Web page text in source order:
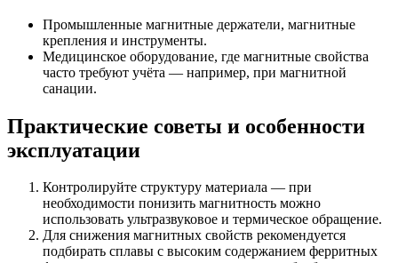
Промышленные магнитные держатели, магнитные
крепления и инструменты.
Медицинское оборудование, где магнитные свойства
часто требуют учёта — например, при магнитной
санации.
Практические советы и особенности
эксплуатации
Контролируйте структуру материала — при
необходимости понизить магнитность можно
использовать ультразвуковое и термическое обращение.
Для снижения магнитных свойств рекомендуется
подбирать сплавы с высоким содержанием ферритных